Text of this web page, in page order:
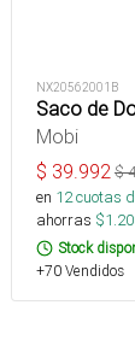
NX20562001B
Saco de
Mobi
$ 39.992$
en 12cuotas
ahorras $
Stock
+70 Vendidos